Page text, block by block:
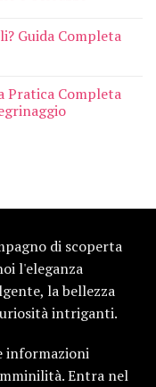
Guida Completa
Pratica Completa
di scoperta
l'eleganza
la bellezza
intriganti.
informazioni
Entra nel